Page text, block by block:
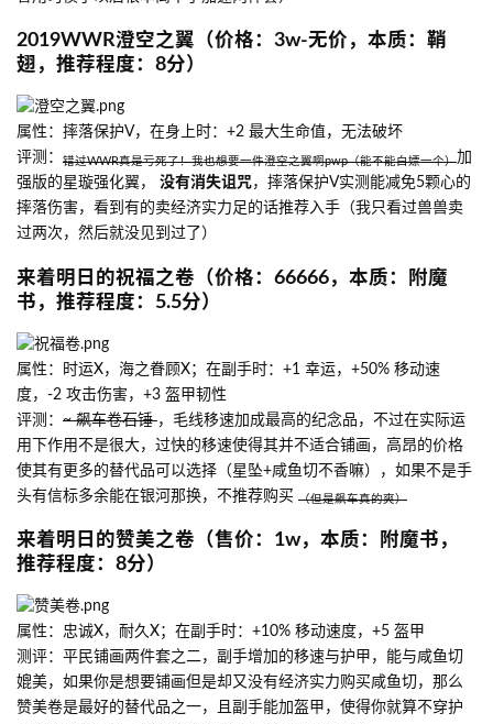
2019WWR澄空之翼（价格：3w-无价，本质：鞘
翅，推荐程度：8分）
属性：摔落保护V，在身上时：+2 最大生命值，无法破坏
评测：
错过WWR真是亏死了！我也想要一件澄空之翼啊pwp（能不能白嫖一个）加
强版的星璇强化翼， 没有消失诅咒，摔落保护V实测能减免5颗心的
摔落伤害，看到有的卖经济实力足的话推荐入手（我只看过兽兽卖
过两次，然后就没见到过了）
来着明日的祝福之卷（价格：66666，本质：附魔
书，推荐程度：5.5分）
属性：时运X，海之眷顾X；在副手时：+1 幸运，+50% 移动速
度，-2 攻击伤害，+3 盔甲韧性
评测： ~ 飙车卷石锤，毛线移速加成最高的纪念品，不过在实际运
用下作用不是很大，过快的移速使得其并不适合铺画，高昂的价格
使其有更多的替代品可以选择（星坠+咸鱼切不香嘛），如果不是手
头有信标多余能在银河那换，不推荐购买 （但是飙车真的爽）
来着明日的赞美之卷（售价：1w，本质：附魔书，
推荐程度：8分）
属性：忠诚X，耐久X；在副手时：+10% 移动速度，+5 盔甲
测评：平民铺画两件套之二，副手增加的移速与护甲，能与咸鱼切
媲美，如果你是想要铺画但是却又没有经济实力购买咸鱼切，那么
赞美卷是最好的替代品之一，且副手能加盔甲，使得你就算不穿护